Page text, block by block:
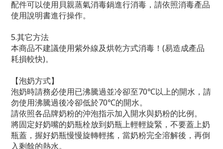
配件可以使用貝親蒸氣消毒鍋進行消毒，請依照消毒產品
使用說明書進行操作。
5.其它方法
本商品不建議使用紫外線及烘乾方式消毒！(易造成產品
耗損較快)。
【泡奶方式】
泡奶時請務必使用已沸騰過並冷卻至70℃以上的開水，請
勿使用沸騰過後冷卻低於70℃的開水。
請依照各品牌奶粉的沖泡指示加入開水與奶粉的比例。
將固定好奶嘴的奶瓶栓放到奶瓶上輕輕旋緊，不要蓋上奶
瓶蓋，握好奶瓶慢慢旋轉輕搖，當奶粉完全溶解後，再倒
入剩餘的熱水。